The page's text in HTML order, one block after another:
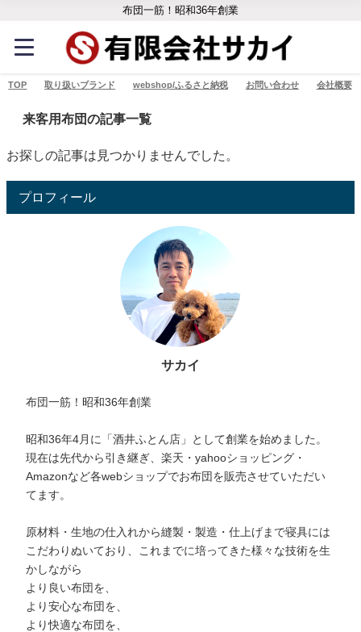
布団一筋！昭和36年創業
TOP 取り扱いブランド webshop/ふるさと納税 お問い合わせ 会社概要
来客用布団の記事一覧
お探しの記事は見つかりませんでした。
プロフィール
サカイ
布団一筋！昭和36年創業
昭和36年4月に「酒井ふとん店」として創業を始めました。
現在は先代から引き継ぎ、楽天・yahooショッピング・
Amazonなど各webショップでお布団を販売させていただい
てます。
原材料・生地の仕入れから縫製・製造・仕上げまで寝具には
こだわりぬいており、これまでに培ってきた様々な技術を生
かしながら
より良い布団を、
より安心な布団を、
より快適な布団を、